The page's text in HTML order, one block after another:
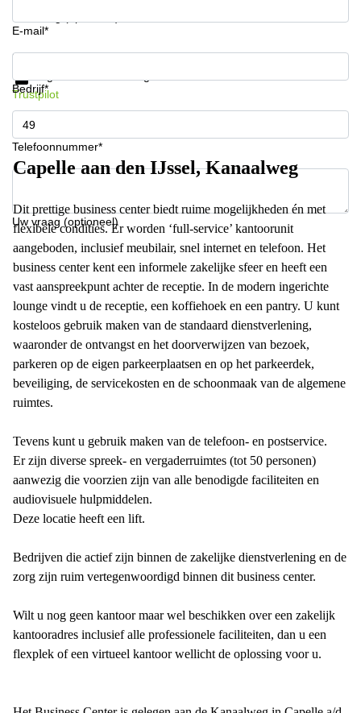
Nijmegen
E-mail*
Bedrijf*
Telefoonnummer*
Uw vraag (optioneel)
Krijg informatie en prijzen
Trustpilot
Capelle aan den IJssel, Kanaalweg
Dit prettige business center biedt ruime mogelijkheden én met
flexibele condities. Er worden ‘full-service’ kantoorunit
aangeboden, inclusief meubilair, snel internet en telefoon. Het
business center kent een informele zakelijke sfeer en heeft een
vast aanspreekpunt achter de receptie. In de modern ingerichte
lounge vindt u de receptie, een koffiehoek en een pantry. U kunt
kosteloos gebruik maken van de standaard dienstverlening,
waaronder de ontvangst en het doorverwijzen van bezoek,
parkeren op de eigen parkeerplaatsen en op het parkeerdek,
beveiliging, de servicekosten en de schoonmaak van de algemene
ruimtes.
Tevens kunt u gebruik maken van de telefoon- en postservice.
Er zijn diverse spreek- en vergaderruimtes (tot 50 personen)
aanwezig die voorzien zijn van alle benodigde faciliteiten en
audiovisuele hulpmiddelen.
Deze locatie heeft een lift.
Bedrijven die actief zijn binnen de zakelijke dienstverlening en de
zorg zijn ruim vertegenwoordigd binnen dit business center.
Wilt u nog geen kantoor maar wel beschikken over een zakelijk
kantooradres inclusief alle professionele faciliteiten, dan u een
flexplek of een virtueel kantoor wellicht de oplossing voor u.